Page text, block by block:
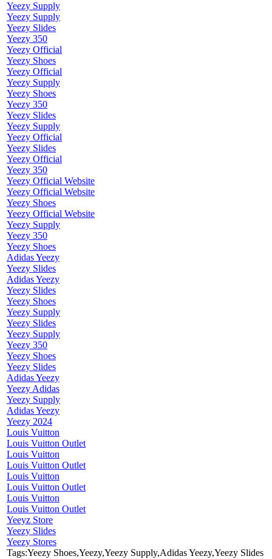
Yeezy Supply
Yeezy Supply
Yeezy Slides
Yeezy 350
Yeezy Official
Yeezy Shoes
Yeezy Official
Yeezy Supply
Yeezy Shoes
Yeezy 350
Yeezy Slides
Yeezy Supply
Yeezy Official
Yeezy Slides
Yeezy Official
Yeezy 350
Yeezy Official Website
Yeezy Official Website
Yeezy Shoes
Yeezy Official Website
Yeezy Supply
Yeezy 350
Yeezy Shoes
Adidas Yeezy
Yeezy Slides
Adidas Yeezy
Yeezy Slides
Yeezy Shoes
Yeezy Supply
Yeezy Slides
Yeezy Supply
Yeezy 350
Yeezy Shoes
Yeezy Slides
Adidas Yeezy
Yeezy Adidas
Yeezy Supply
Adidas Yeezy
Yeezy 2024
Louis Vuitton
Louis Vuitton Outlet
Louis Vuitton
Louis Vuitton Outlet
Louis Vuitton
Louis Vuitton Outlet
Louis Vuitton
Louis Vuitton Outlet
Yeeyz Store
Yeezy Slides
Yeezy Stores
Tags:Yeezy Shoes,Yeezy,Yeezy Supply,Adidas Yeezy,Yeezy Slides